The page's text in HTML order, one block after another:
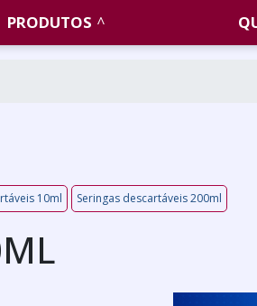
PRODUTOS
10ml Seringas descartáveis 200ml